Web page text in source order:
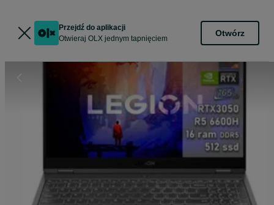
Przejdź do aplikacji
Otwieraj OLX jednym tapnięciem
Otwórz